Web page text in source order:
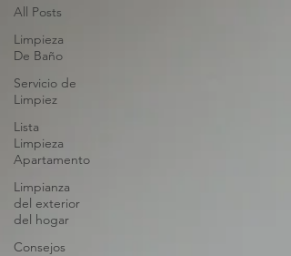
All Posts
Limpieza
De Baño
Servicio de
Limpiez
Lista
Limpieza
Apartamento
Limpianza
del exterior
del hogar
Consejos